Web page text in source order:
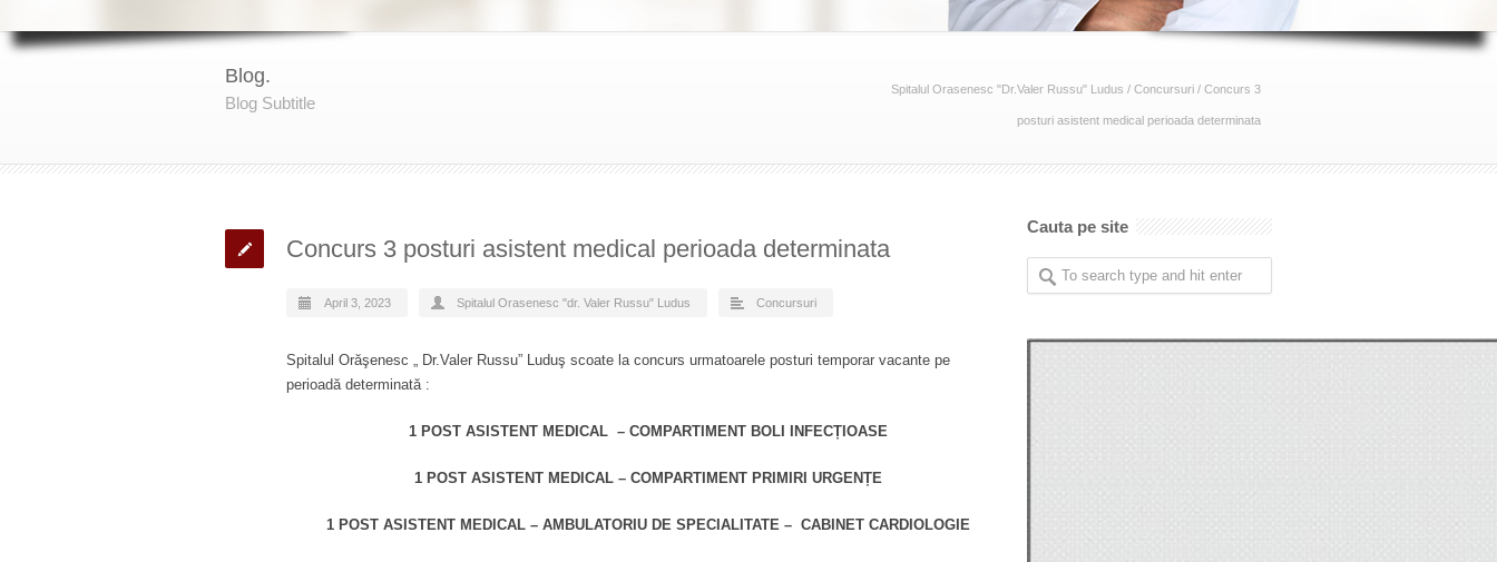
Blog.
Blog Subtitle
Spitalul Orasenesc "Dr.Valer Russu" Ludus / Concursuri / Concurs 3
posturi asistent medical perioada determinata
Concurs 3 posturi asistent medical perioada determinata
April 3, 2023 Spitalul Orasenesc "dr. Valer Russu" Ludus Concursuri
Spitalul Orăşenesc „ Dr.Valer Russu” Luduş scoate la concurs urmatoarele posturi temporar vacante pe
perioadă determinată :
1 POST ASISTENT MEDICAL – COMPARTIMENT BOLI INFECȚIOASE
1 POST ASISTENT MEDICAL – COMPARTIMENT PRIMIRI URGENȚE
1 POST ASISTENT MEDICAL – AMBULATORIU DE SPECIALITATE – CABINET CARDIOLOGIE
Cauta pe site